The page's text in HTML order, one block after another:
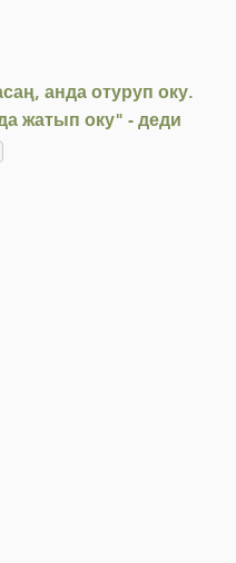
анда отуруп оку.
жатып оку" - деди